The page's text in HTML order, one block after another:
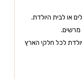
או לבית היולדת.
מרשים.
לכל חלקי הארץ